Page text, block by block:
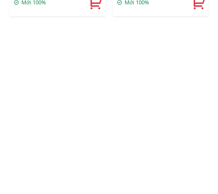
Mới 100% Mới 100%